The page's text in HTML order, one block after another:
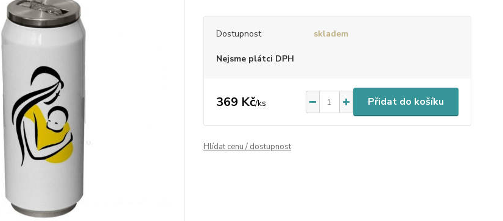
Dostupnost skladem
Nejsme plátci DPH
369 Kč/ks Přidat do košíku
Hlídat cenu / dostupnost